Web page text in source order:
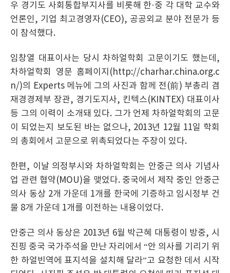
우 경기도 사회통합부지사를 비롯해 한·중 각 대학 교수와
언론인, 기업 최고경영자(CEO), 공공외교 분야 전문가 등
이 참석했다.
임창열 대표이사는 당시 차하얼학회 고문이기도 했는데,
차하얼학회 영문 홈페이지(http://charhar.china.org.c
n/)의 Experts 메뉴에 그의 사진과 함께 전(前) 부총리 겸
재경경제부 장관, 경기도지사, 킨텍스(KINTEX) 대표이사
등 그의 이력이 소개돼 있다. 그가 언제 차하얼학회의 고문
이 되었는지 보도된 바는 없으나, 2013년 12월 11일 학회
의 총회에서 고문으로 위촉되었다는 주장이 있다.
한편, 이날 의정부시와 차하얼학회는 안중근 의사 기념사
업 관련 협약(MOU)을 맺었다. 중국에서 제작 중인 안중근
의사 동상 2개 가운데 1개를 한국에 기증하고 임시정부 건
물 8개 가운데 1개를 이전하는 내용이었다.
안중근 의사 동상은 2013년 6월 박근혜 대통령이 방중, 시
진핑 중국 국가주석을 만난 자리에서 “안 의사를 기리기 위
한 하얼빈역에 표지석을 설치해 달라”고 요청한 데서 시작